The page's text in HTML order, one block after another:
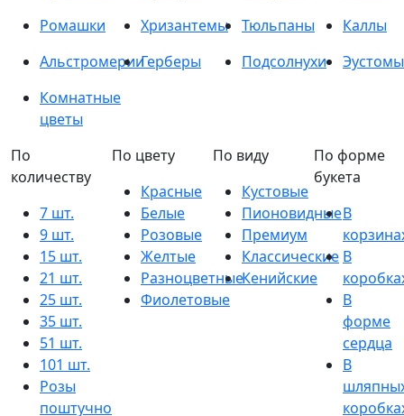
Ромашки
Хризантемы Тюльпаны
Каллы
АльстромерииГерберы Подсолнухи
Эустомы
Комнатные
цветы
По
количеству
7 шт.
9 шт.
15 шт.
21 шт.
25 шт.
35 шт.
51 шт.
101 шт.
Розы
поштучно
По цвету
Красные
Белые
Розовые
Желтые
Разноцветные
Фиолетовые
По виду
Кустовые
Пионовидные
Премиум
Классические
Кенийские
По форме
букета
В
В
В
форме
сердца
В